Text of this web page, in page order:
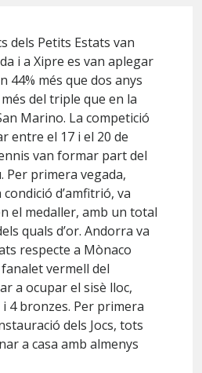
dels Petits Estats van
i a Xipre es van aplegar
44% més que dos anys
del triple que en la
Marino. La competició
entre el 17 i el 20 de
van formar part del
Per primera vegada,
d’amfitrió, va
el medaller, amb un total
quals d’or. Andorra va
respecte a Mònaco
vermell del
a ocupar el sisè lloc,
4 bronzes. Per primera
dels Jocs, tots
a casa amb almenys